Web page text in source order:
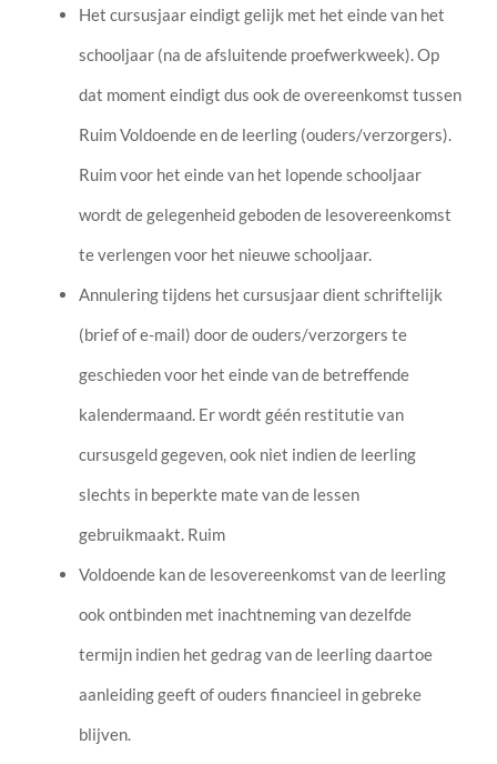
Het cursusjaar eindigt gelijk met het einde van het
schooljaar (na de afsluitende proefwerkweek). Op
dat moment eindigt dus ook de overeenkomst tussen
Ruim Voldoende en de leerling (ouders/verzorgers).
Ruim voor het einde van het lopende schooljaar
wordt de gelegenheid geboden de lesovereenkomst
te verlengen voor het nieuwe schooljaar.
Annulering tijdens het cursusjaar dient schriftelijk
(brief of e-mail) door de ouders/verzorgers te
geschieden voor het einde van de betreffende
kalendermaand. Er wordt géén restitutie van
cursusgeld gegeven, ook niet indien de leerling
slechts in beperkte mate van de lessen
gebruikmaakt. Ruim
Voldoende kan de lesovereenkomst van de leerling
ook ontbinden met inachtneming van dezelfde
termijn indien het gedrag van de leerling daartoe
aanleiding geeft of ouders financieel in gebreke
blijven.